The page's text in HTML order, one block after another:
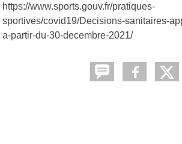
https://www.sports.gouv.fr/pratiques-
sportives/covid19/Decisions-sanitaires-
a-partir-du-30-decembre-2021/